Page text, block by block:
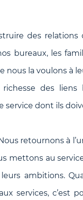
des relations
bureaux, les
la voulons à
des
service dont ils
retournons à
mettons au
ambitions.
services, c’est